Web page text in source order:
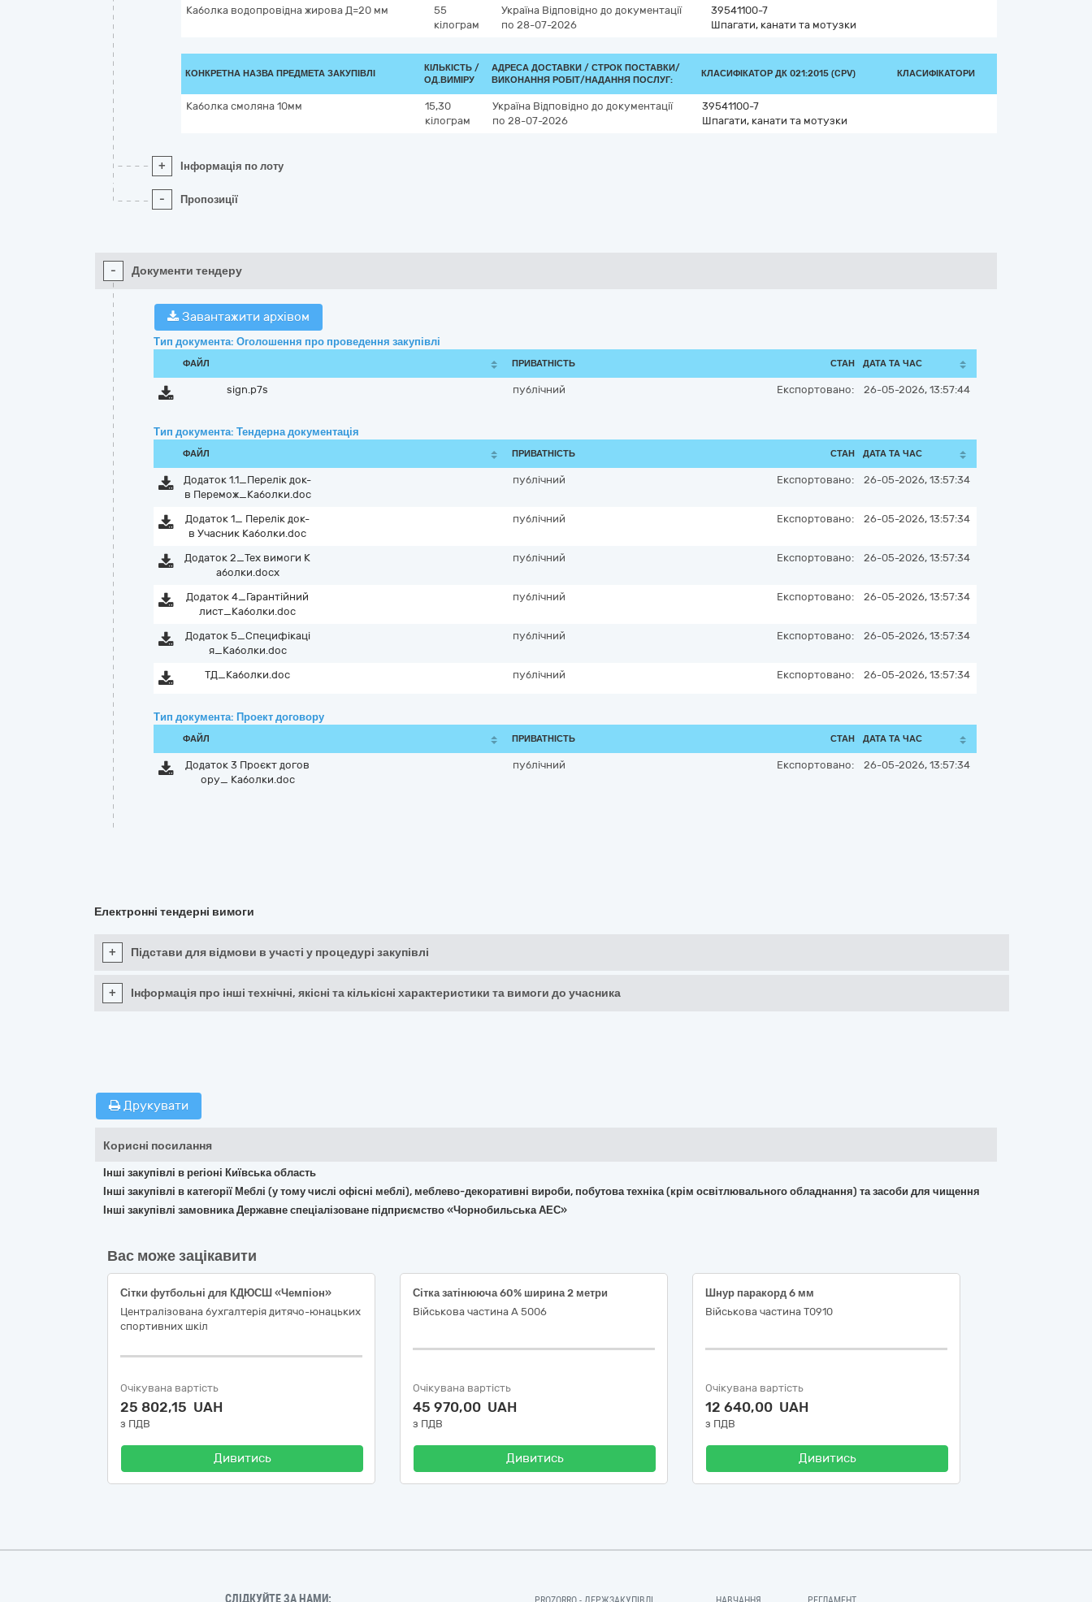
Каболка водопровідна жирова Д=20 мм
55
кілограм
Україна Відповідно до документації
по 28-07-2026
39541100-7
Шпагати, канати та мотузки
КОНКРЕТНА НАЗВА ПРЕДМЕТА ЗАКУПІВЛІ
КІЛЬКІСТЬ /
ОД.ВИМІРУ
АДРЕСА ДОСТАВКИ / СТРОК ПОСТАВКИ/
ВИКОНАННЯ РОБІТ/НАДАННЯ ПОСЛУГ:
КЛАСИФІКАТОР ДК 021:2015 (CPV) КЛАСИФІКАТОРИ
Каболка смоляна 10мм
15,30
кілограм
Україна Відповідно до документації
по 28-07-2026
39541100-7
Шпагати, канати та мотузки
+ Інформація по лоту
- Пропозиції
- Документи тендеру
Завантажити архівом
Тип документа: Оголошення про проведення закупівлі
ФАЙЛ ПРИВАТНІСТЬ СТАН ДАТА ТА ЧАС
sign.p7s публічний Експортовано: 26-05-2026, 13:57:44
Тип документа: Тендерна документація
ФАЙЛ ПРИВАТНІСТЬ СТАН ДАТА ТА ЧАС
Додаток 1.1_Перелік док-
в Перемож_Каболки.doc
публічний Експортовано: 26-05-2026, 13:57:34
Додаток 1_ Перелік док-
в Учасник Каболки.doc
публічний Експортовано: 26-05-2026, 13:57:34
Додаток 2_Тех вимоги К
аболки.docx
публічний Експортовано: 26-05-2026, 13:57:34
Додаток 4_Гарантійний
лист_Каболки.doc
публічний Експортовано: 26-05-2026, 13:57:34
Додаток 5_Специфікаці
я_Каболки.doc
публічний Експортовано: 26-05-2026, 13:57:34
ТД_Каболки.doc публічний Експортовано: 26-05-2026, 13:57:34
Тип документа: Проект договору
ФАЙЛ ПРИВАТНІСТЬ СТАН ДАТА ТА ЧАС
Додаток 3 Проєкт догов
ору_ Каболки.doc
публічний Експортовано: 26-05-2026, 13:57:34
Електронні тендерні вимоги
+ Підстави для відмови в участі у процедурі закупівлі
+ Інформація про інші технічні, якісні та кількісні характеристики та вимоги до учасника
Друкувати
Корисні посилання
Інші закупівлі в регіоні Київська область
Інші закупівлі в категорії Меблі (у тому числі офісні меблі), меблево-декоративні вироби, побутова техніка (крім освітлювального обладнання) та засоби для чищення
Інші закупівлі замовника Державне спеціалізоване підприємство «Чорнобильська АЕС»
Вас може зацікавити
Сітки футбольні для КДЮСШ «Чемпіон»
Централізована бухгалтерія дитячо-юнацьких
спортивних шкіл
Очікувана вартість
25 802,15 UAH
з ПДВ
Дивитись
Сітка затінююча 60% ширина 2 метри
Військова частина А 5006
Очікувана вартість
45 970,00 UAH
з ПДВ
Дивитись
Шнур паракорд 6 мм
Військова частина Т0910
Очікувана вартість
12 640,00 UAH
з ПДВ
Дивитись
СЛІДКУЙТЕ ЗА НАМИ: